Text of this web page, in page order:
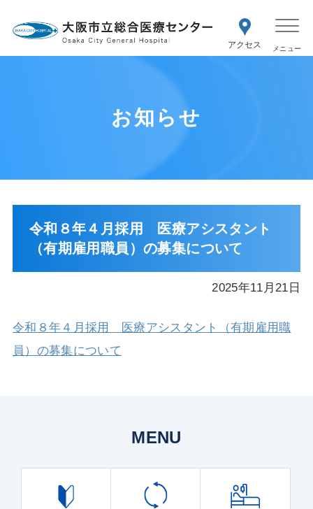
セス
お知らせ
令和８年４月採用 医療アシスタント
（有期雇用職員）の募集について
2025年11月21日
令和８年４月採用 医療アシスタント（有期雇用職
員）の募集について
紹介状をお持ちの方はこちら
再診の予約変更はこちら
MENU